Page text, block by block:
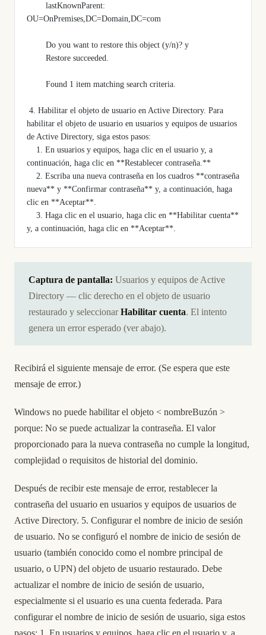
OU=OnPremises,DC=Domain,DC=com
        Do you want to restore this object (y/n)? y
        Restore succeeded.
        Found 1 item matching search criteria.
habilitar el objeto de usuario en usuarios y equipos de usuarios
de Active Directory, siga estos pasos:
continuación, haga clic en **Restablecer contraseña.**
nueva** y **Confirmar contraseña** y, a continuación, haga
clic en **Aceptar**.
y, a continuación, haga clic en **Aceptar**.
Captura de pantalla: Usuarios y equipos de Active
Directory — clic derecho en el objeto de usuario
restaurado y seleccionarHabilitar cuenta. El intento
genera un error esperado (ver abajo).
Recibirá el siguiente mensaje de error. (Se espera que este
mensaje de error.)
Windows no puede habilitar el objeto < nombreBuzón >
porque: No se puede actualizar la contraseña. El valor
proporcionado para la nueva contraseña no cumple la longitud,
complejidad o requisitos de historial del dominio.
Después de recibir este mensaje de error, restablecer la
contraseña del usuario en usuarios y equipos de usuarios de
Active Directory. 5. Configurar el nombre de inicio de sesión
de usuario. No se configuró el nombre de inicio de sesión de
usuario (también conocido como el nombre principal de
usuario, o UPN) del objeto de usuario restaurado. Debe
actualizar el nombre de inicio de sesión de usuario,
especialmente si el usuario es una cuenta federada. Para
configurar el nombre de inicio de sesión de usuario, siga estos
pasos: 1. En usuarios y equipos, haga clic en el usuario y, a